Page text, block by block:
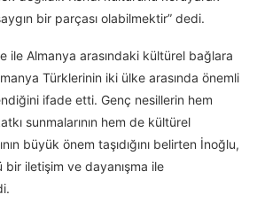
bir parçası olabilmektir” dedi.
ile Almanya arasındaki kültürel bağlara
Türklerinin iki ülke arasında önemli
ifade etti. Genç nesillerin hem
sunmalarının hem de kültürel
büyük önem taşıdığını belirten İnoğlu,
iletişim ve dayanışma ile